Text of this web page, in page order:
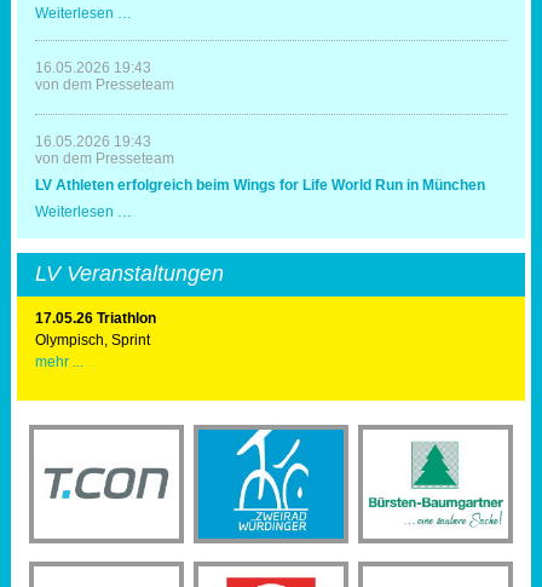
Erfolg
Weiterlesen …
zum
20.
Mal
16.05.2026 19:43
von dem Presseteam
16.05.2026 19:43
von dem Presseteam
LV Athleten erfolgreich beim Wings for Life World Run in München
Weiterlesen …
beim
Wings
for
Life
Run
LV Veranstaltungen
17.05.26 Triathlon
Olympisch, Sprint
mehr ...